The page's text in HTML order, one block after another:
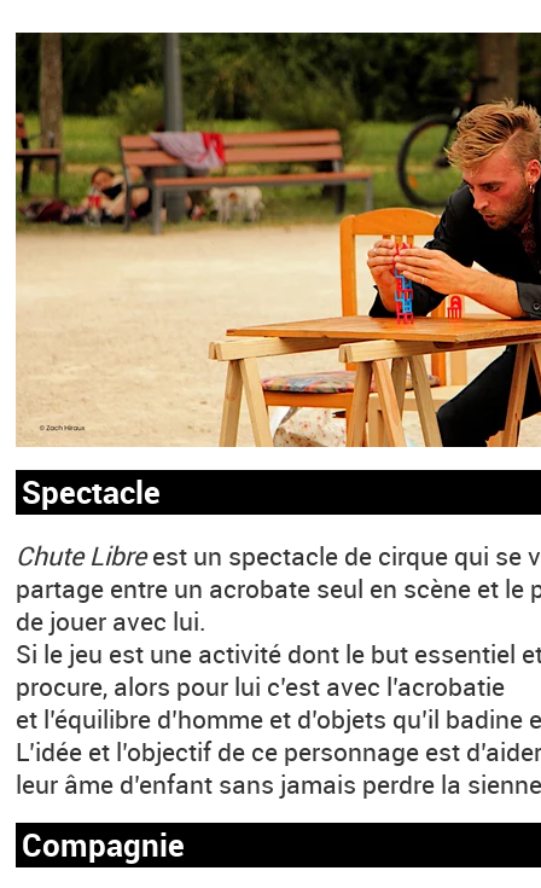
Spectacle
Chute Libreest un spectacle de cirque qui se
partage entre un acrobate seul en scène et le
de jouer avec lui.
Si le jeu est une activité dont le but essentiel
procure, alors pour lui c’est avec l’acrobatie
et l’équilibre d’homme et d’objets qu’il
L’idée et l’objectif de ce personnage est
leur âme d’enfant sans jamais perdre la
Compagnie